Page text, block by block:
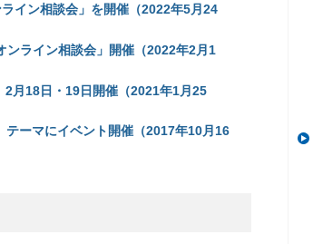
イン相談会」を開催（2022年5月24
ンライン相談会」開催（2022年2月1
2月18日・19日開催（2021年1月25
ーマにイベント開催（2017年10月16